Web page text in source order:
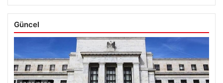
Güncel